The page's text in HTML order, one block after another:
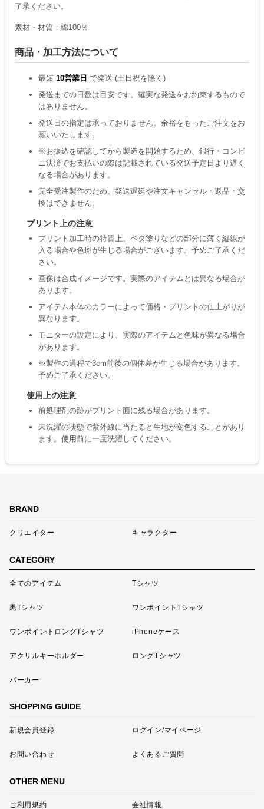
了承ください。
素材・材質：綿100％
商品・加工方法について
最短 10営業日 で発送 (土日祝を除く)
発送までの日数は目安です。確実な発送をお約束するもので
はありません。
発送日の指定は承っておりません。余裕をもったご注文をお
願いいたします。
※お振込を確認してから製造を開始するため、銀行・コンビ
ニ決済でお支払いの際は記載されている発送予定日より遅く
なる場合があります。
完全受注製作のため、発送遅延や注文キャンセル・返品・交
換はできません。
プリント上の注意
プリント加工時の特質上、ベタ塗りなどの部分に薄く縦線が
入る場合や色斑が生じる場合がございます。予めご了承くだ
さい。
画像は合成イメージです。実際のアイテムとは異なる場合が
あります。
アイテム本体のカラーによって価格・プリントの仕上がりが
異なります。
モニターの設定により、実際のアイテムと色味が異なる場合
があります。
※製作の過程で3cm前後の個体差が生じる場合があります。
予めご了承ください。
使用上の注意
前処理剤の跡がプリント面に残る場合があります。
未洗濯の状態で紫外線に当たると生地が変色することがあり
ます。使用前に一度洗濯してください。
BRAND
クリエイター キャラクター
CATEGORY
全てのアイテム Tシャツ
黒Tシャツ ワンポイントTシャツ
ワンポイントロングTシャツ iPhoneケース
アクリルキーホルダー ロングTシャツ
パーカー
SHOPPING GUIDE
新規会員登録 ログイン/マイページ
お問い合わせ よくあるご質問
OTHER MENU
ご利用規約 会社情報